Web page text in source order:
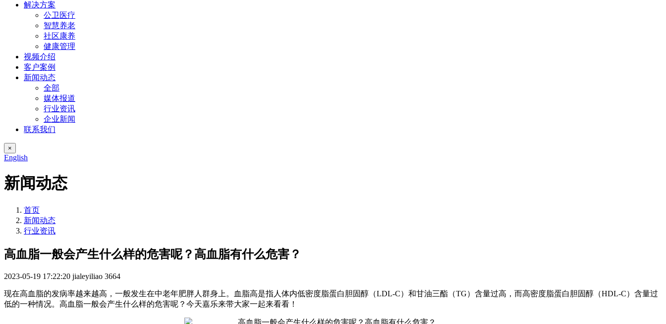
解决方案
公卫医疗
智慧养老
社区康养
健康管理
视频介绍
客户案例
新闻动态
全部
媒体报道
行业资讯
企业新闻
联系我们
×
English
新闻动态
首页
新闻动态
行业资讯
高血脂一般会产生什么样的危害呢？高血脂有什么危害？
2023-05-19 17:22:20 jialeyiliao 3664
现在高血脂的发病率越来越高，一般发生在中老年肥胖人群身上。血脂高是指人体内低密度脂蛋白胆固醇（LDL-C）和甘油三酯（TG）含量过高，而高密度脂蛋白胆固醇（HDL-C）含量过
低的一种情况。高血脂一般会产生什么样的危害呢？今天嘉乐来带大家一起来看看！